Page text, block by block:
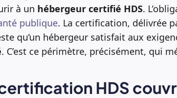
à un hébergeur certifié HDS.
publique. La certification, délivrée
qu’un hébergeur satisfait aux
. C’est ce périmètre, précisément, qui
HDS